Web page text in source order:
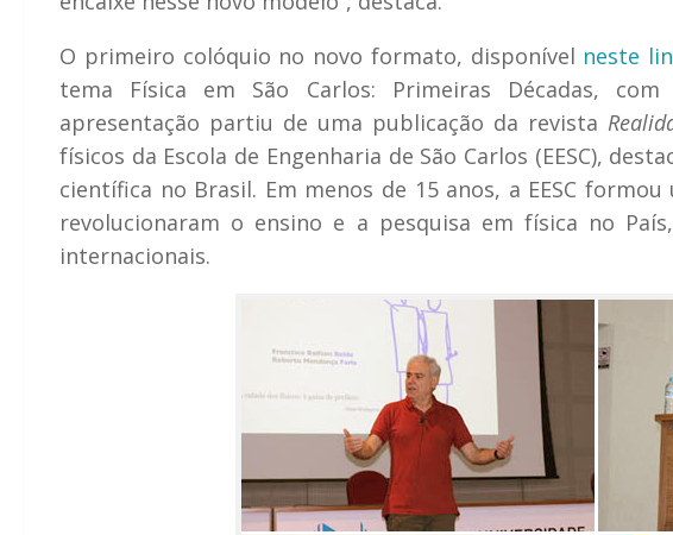
O primeiro colóquio no novo formato, disponível neste
tema Física em São Carlos: Primeiras Décadas,
apresentação partiu de uma publicação da revista
físicos da Escola de Engenharia de São Carlos (EESC),
científica no Brasil. Em menos de 15 anos, a EESC
revolucionaram o ensino e a pesquisa em física no
internacionais.